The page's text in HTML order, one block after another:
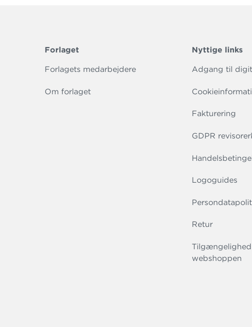
Forlaget
Forlagets medarbejdere
Om forlaget
Nyttige links
Adgang til
Fakturering
GDPR
Logoguides
Retur
webshoppen